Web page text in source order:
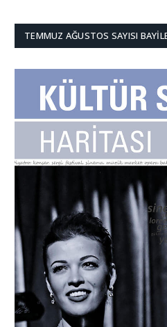
TEMMUZ AĞUSTOS SAYISI